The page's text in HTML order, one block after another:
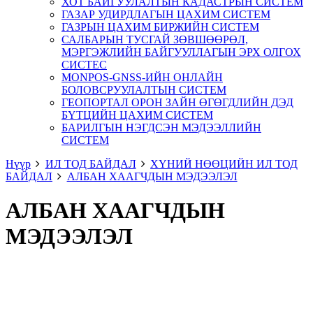
ГАЗАР УДИРДЛАГЫН ЦАХИМ СИСТЕМ
ГАЗРЫН ЦАХИМ БИРЖИЙН СИСТЕМ
САЛБАРЫН ТУСГАЙ ЗӨВШӨӨРӨЛ,
МЭРГЭЖЛИЙН БАЙГУУЛЛАГЫН ЭРХ ОЛГОХ
СИСТЕС
MONPOS-GNSS-ИЙН ОНЛАЙН
БОЛОВСРУУЛАЛТЫН СИСТЕМ
ГЕОПОРТАЛ ОРОН ЗАЙН ӨГӨГДЛИЙН ДЭД
БҮТЦИЙН ЦАХИМ СИСТЕМ
БАРИЛГЫН НЭГДСЭН МЭДЭЭЛЛИЙН
СИСТЕМ
Нүүр
ИЛ ТОД БАЙДАЛ
ХҮНИЙ НӨӨЦИЙН ИЛ ТОД
БАЙДАЛ
АЛБАН ХААГЧДЫН МЭДЭЭЛЭЛ
АЛБАН ХААГЧДЫН
МЭДЭЭЛЭЛ